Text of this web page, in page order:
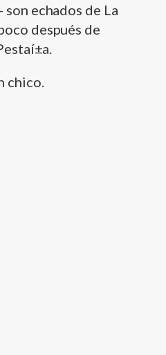
echados de La
después de
chico.